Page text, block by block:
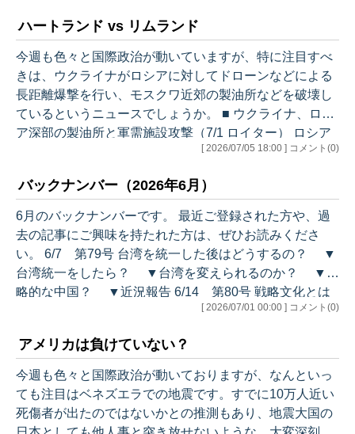
す。…
る船を攻撃しましたが、それに対してアメリカが約60か
所のイランの軍事施設を攻撃、その報復としてイランが
クウェートとバーレーンの米軍関連施設を攻撃した、と
いうことです。 ■ 【分析】イラン和平協議で「終わっ
た」発言、トランプ氏が興じる経済の火…
ハートランド vs リムランド
今週も色々と国際政治が動いていますが、特に注目すべ
きは、ウクライナがロシアに対してドローンなどによる
長距離爆撃を行い、モスクワ近郊の製油所などを破壊し
ているというニュースでしょうか。 ■ ウクライナ、ロシ
ア深部の製油所と軍需施設攻撃（7/1 ロイター） ロシア
本土からクリミア半島へと続くクリミア大橋のような
アの兵站（補給）を妨害し、前線背後に打撃を与えてい
ます。こうした攻撃はロシアの経済や国民心理に大きな
影響を与え、特にロシア各地で発生している燃料不足や
ガソリンスタンドの行列は、国民の日常生活に直接的な
影を落としていると報じられています。 …
[ 2026/07/05 18:00 ] コメント(0)
バックナンバー（2026年6月）
6月のバックナンバーです。 最近ご登録された方や、過
去の記事にご興味を持たれた方は、ぜひお読みくださ
い。 6/7 第79号 台湾を統一した後はどうするの？ ▼
台湾統一をしたら？ ▼台湾を変えられるのか？ ▼戦
略的な中国？ ▼近況報告 6/14 第80号 戦略文化とは
▼戦略文化の意味 ▼アメリカのソ連分析 ▼アメリ
6/20 第81号 チョークポイントとルートの話 ▼ホル
ムズ海峡の重要性 ▼チョークポイントは伊達じゃない
▼３人の地政学者の議論 ▼「囲い込み」とルート
▼ルートと世界平和 ▼近況報告 6/…
[ 2026/07/01 00:00 ] コメント(0)
アメリカは負けていない？
今週も色々と国際政治が動いておりますが、なんといっ
ても注目はベネズエラでの地震です。すでに10万人近い
死傷者が出たのではないかとの推測もあり、地震大国の